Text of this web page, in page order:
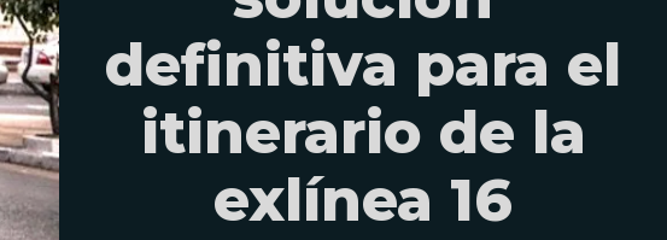
definitiva para el
itinerario de la
exlínea 16